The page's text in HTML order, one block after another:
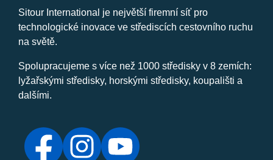
Sitour International je největší firemní síť pro
technologické inovace ve střediscích cestovního ruchu
na světě.
Spolupracujeme s více než 1000 středisky v 8 zemích:
lyžařskými středisky, horskými středisky, koupališti a
dalšími.